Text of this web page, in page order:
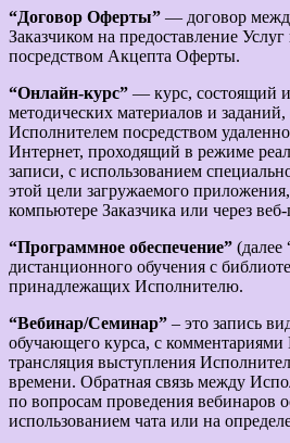
“Договор Оферты” — договор
Заказчиком на предоставление
посредством Акцепта Оферты.
“Онлайн-курс” — курс, состоящий
методических материалов и
Исполнителем посредством
Интернет, проходящий в режиме
записи, с использованием
этой цели загружаемого
компьютере Заказчика или через
“Программное обеспечение” (далее
дистанционного обучения с
принадлежащих Исполнителю.
“Вебинар/Семинар” – это запись
обучающего курса, с комментариями
трансляция выступления
времени. Обратная связь между
по вопросам проведения вебинаров
использованием чата или на